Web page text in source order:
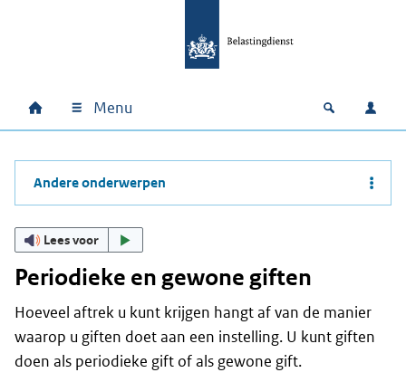
Hoofdnavigatie
Home Menu Open
Andere onderwerpen
Lees voor
Periodieke en gewone giften
Hoeveel aftrek u kunt krijgen hangt af van de manier
waarop u giften doet aan een instelling. U kunt giften
doen als periodieke gift of als gewone gift.